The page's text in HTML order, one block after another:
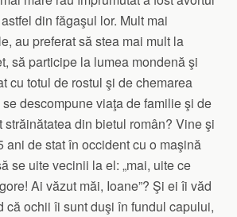
din făgaşul lor. Mult mai
au preferat să stea mai mult la
să participe la lumea mondenă şi
cu totul de rostul şi de chemarea
descompune viaţa de familie şi de
străinătatea din bietul român? Vine şi
ani de stat în occident cu o maşină
se uite vecinii la el: „mai, uite ce
Ai văzut măi, Ioane”? Şi ei îi văd
că ochii îi sunt duşi în fundul capului,